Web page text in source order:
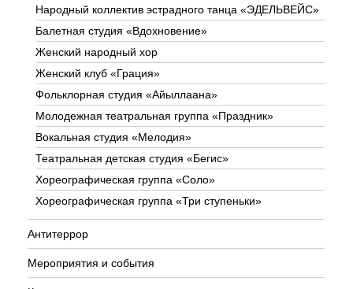
Народный коллектив эстрадного танца «ЭДЕЛЬВЕЙС»
Балетная студия «Вдохновение»
Женский народный хор
Женский клуб «Грация»
Фольклорная студия «Айыллаана»
Молодежная театральная группа «Праздник»
Вокальная студия «Мелодия»
Театральная детская студия «Бегис»
Хореографическая группа «Соло»
Хореографическая группа «Три ступеньки»
Антитеррор
Мероприятия и события